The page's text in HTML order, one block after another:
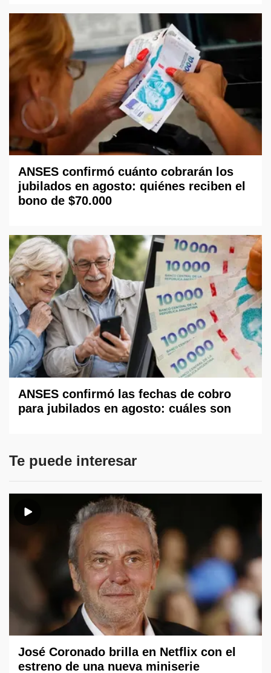
ANSES confirmó cuánto cobrarán los
jubilados en agosto: quiénes reciben el
bono de $70.000
ANSES confirmó las fechas de cobro
para jubilados en agosto: cuáles son
Te puede interesar
José Coronado brilla en Netflix con el
estreno de una nueva miniserie